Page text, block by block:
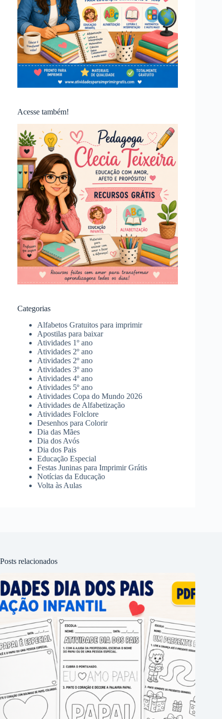
Acesse também!
Categorias
Alfabetos Gratuitos para imprimir
Apostilas para baixar
Atividades 1º ano
Atividades 2º ano
Atividades 2º ano
Atividades 3º ano
Atividades 4º ano
Atividades 5º ano
Atividades Copa do Mundo 2026
Atividades de Alfabetização
Atividades Folclore
Desenhos para Colorir
Dia das Mães
Dia dos Avós
Dia dos Pais
Educação Especial
Festas Juninas para Imprimir Grátis
Notícias da Educação
Volta às Aulas
Posts relacionados